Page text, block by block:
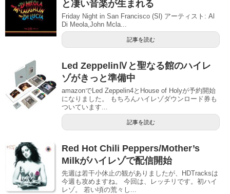
と凄い音楽が生まれる
Friday Night in San Francisco (Sl) アーティスト: Al
Di Meola,John Mcla...
記事を読む
Led ZeppelinⅣと聖なる館のハイレ
ゾがきっと準備中
amazonでLed Zeppelin4とHouse of Holyが予約開始
になりました。 もちろんハイレゾダウンロード券も
ついています...
記事を読む
Red Hot Chili Peppers/Mother’s
Milkがハイレゾで配信開始
先週は若干小休止の観がありましたが、HDTracksは
今週も攻めますね。 今回は、レッチリです。初ハイ
レゾ。 若い頃の荒々し...